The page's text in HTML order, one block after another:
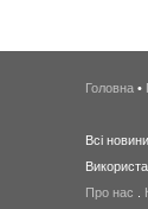
Головна •
Всі
Про нас